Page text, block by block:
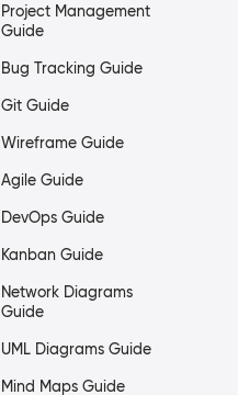
Project Management
Guide
Bug Tracking Guide
Git Guide
Wireframe Guide
Agile Guide
DevOps Guide
Kanban Guide
Network Diagrams
Guide
UML Diagrams Guide
Mind Maps Guide